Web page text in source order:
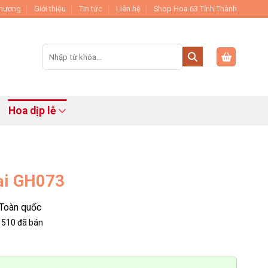
Giới thiệu Tin tức Liên hệ Shop Hoa 63 Tỉnh Thành
Tìm
kiếm:
Hoa dịp lễ
GH073
quốc
510 đã bán